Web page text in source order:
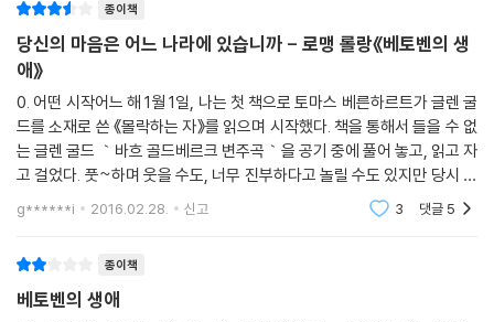
종이책
당신의 마음은 어느 나라에 있습니까 - 로맹 롤랑《베토벤의 생
애》
0. 어떤 시작어느 해 1월 1일, 나는 첫 책으로 토마스 베른하르트가 글렌 굴
드를 소재로 쓴 《몰락하는 자》를 읽으며 시작했다. 책을 통해서 들을 수 없
는 글렌 굴드 ｀바흐 골드베르크 변주곡｀을 공기 중에 풀어 놓고, 읽고 자
고 걸었다. 풋~하며 웃을 수도, 너무 진부하다고 놀릴 수도 있지만 당시 나
는 꽤 비장했다. 《호밀밭의 파수꾼》에서 홀든 콜필드가 애지중지 레코드
판을 들
g******i 2016.02.28. 신고 3 댓글 5
종이책
베토벤의 생애